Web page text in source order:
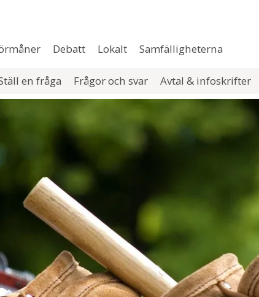
Debatt Lokalt Samfälligheterna
en fråga Frågor och svar Avtal & infoskrifter